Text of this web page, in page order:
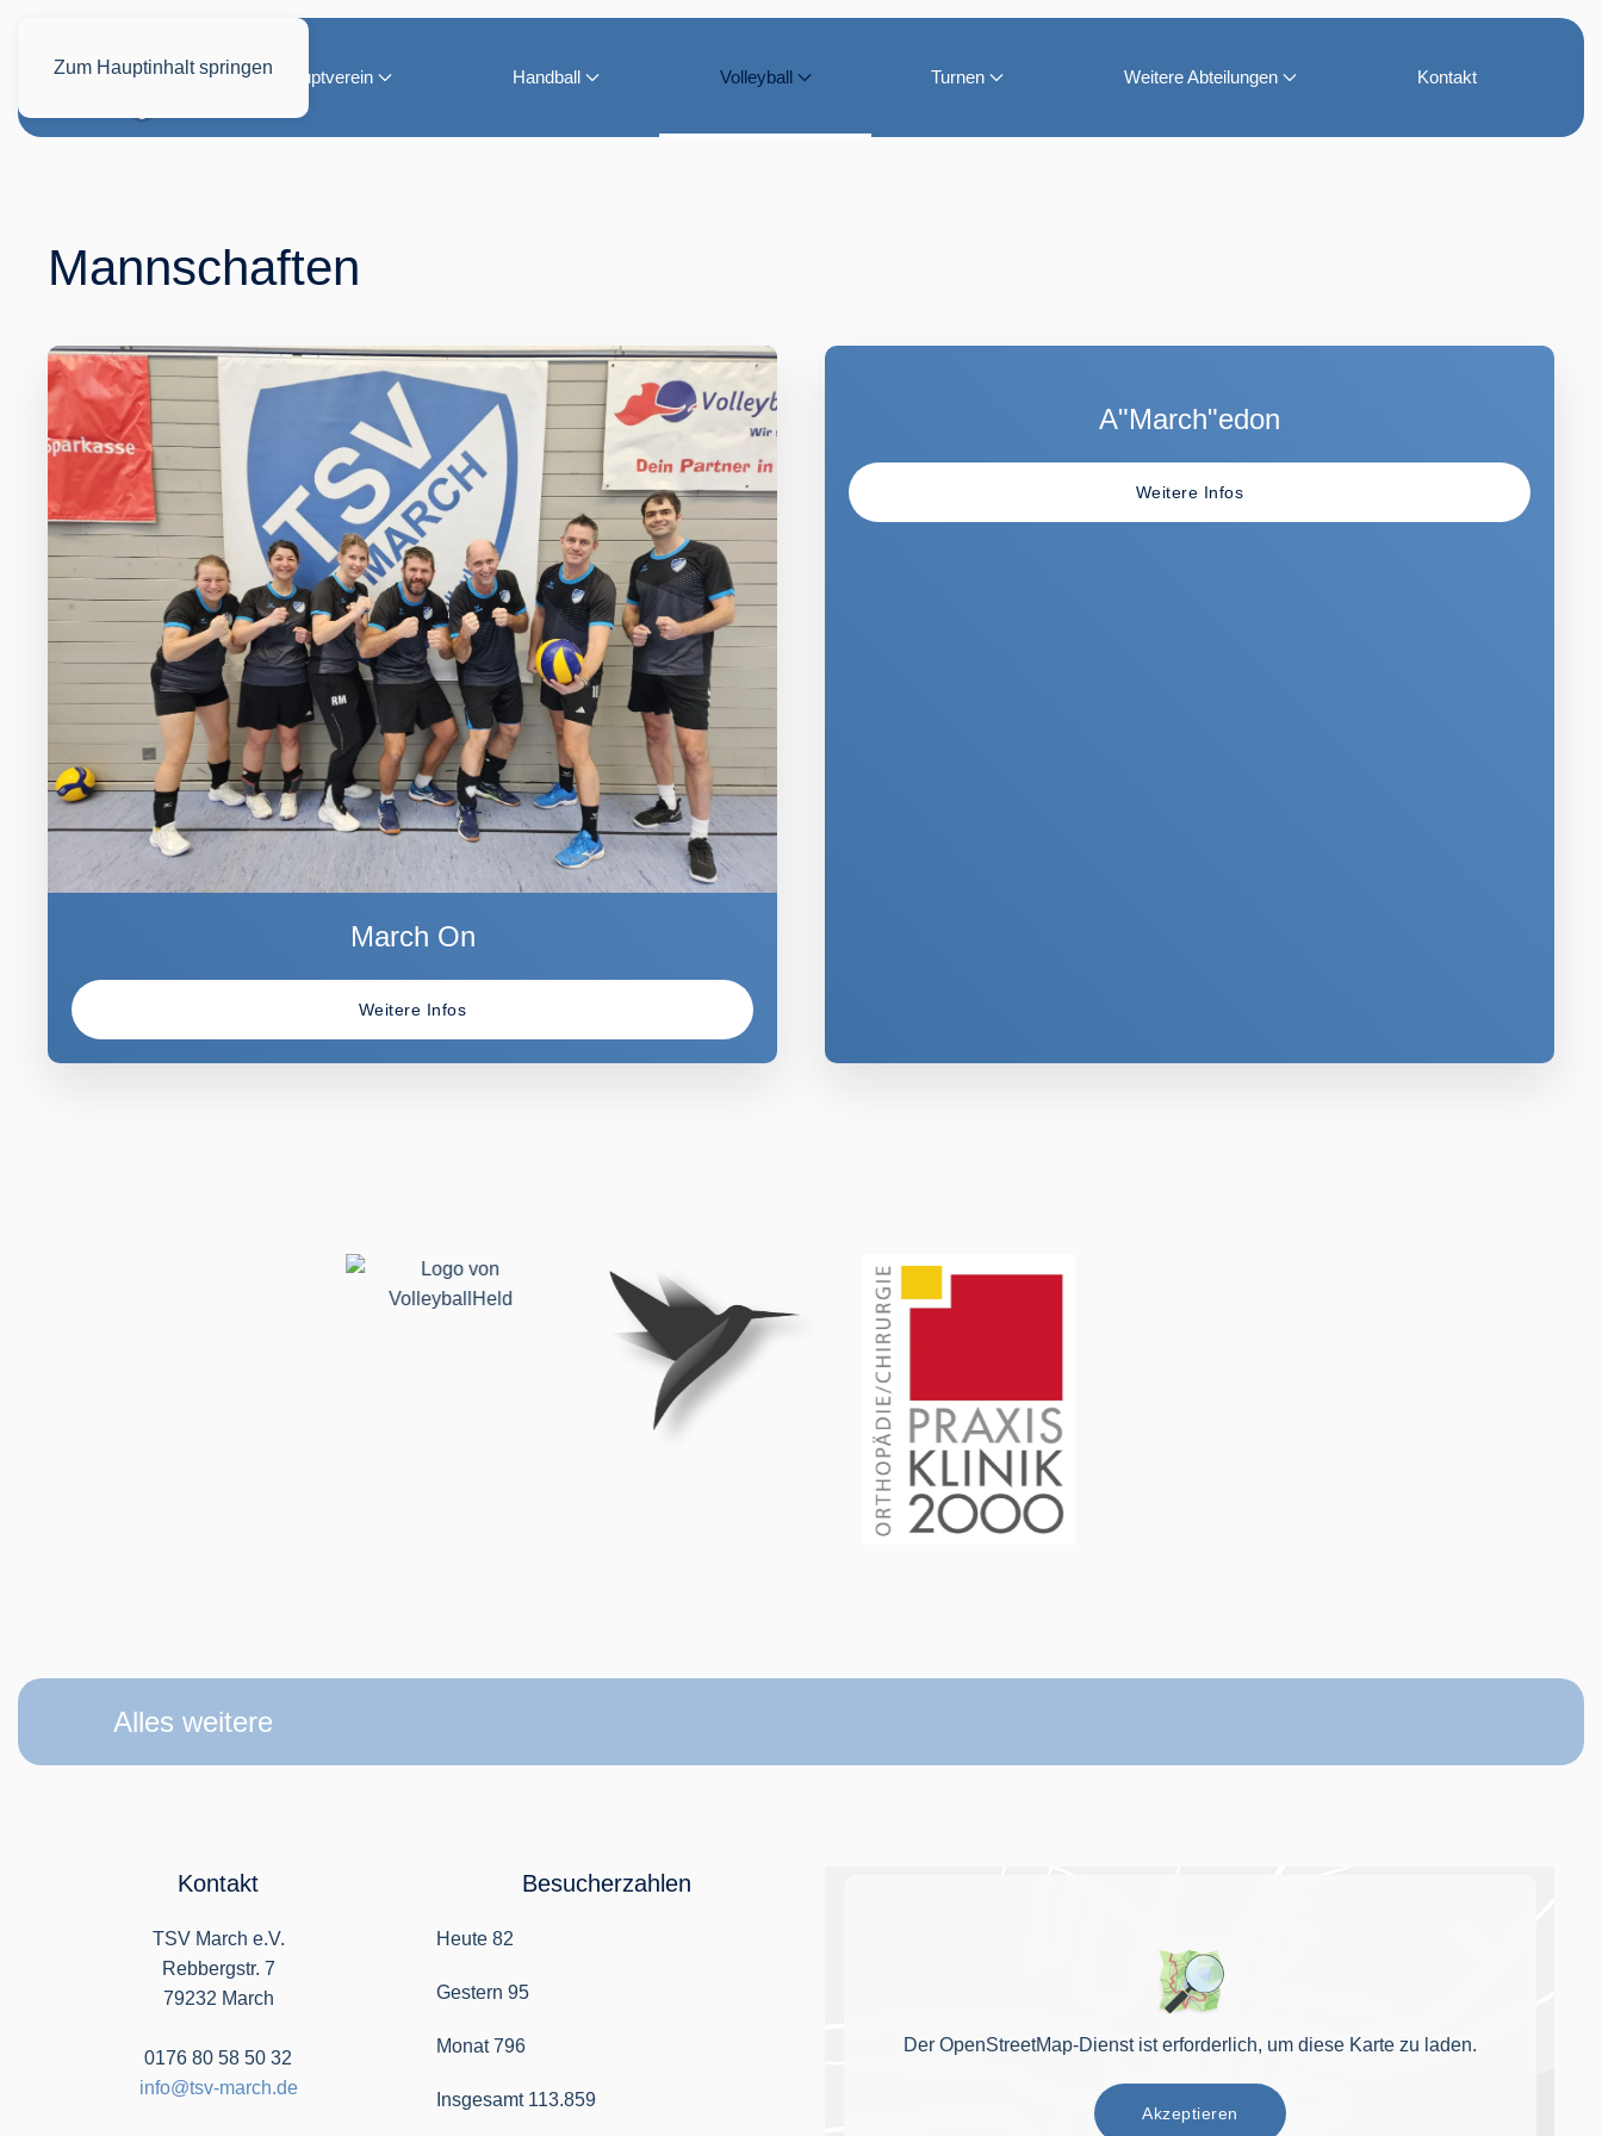
Zum Hauptinhalt springen Hauptverein Handball Volleyball Turnen Weitere Abteilungen Kontakt
Mannschaften
March On
Weitere Infos
A"March"edon
Weitere Infos
Alles weitere
Kontakt
TSV March e.V.
Rebbergstr. 7
79232 March
0176 80 58 50 32
info@tsv-march.de
Besucherzahlen
Heute 82
Gestern 95
Monat796
Insgesamt 113.859
Der OpenStreetMap-Dienst ist erforderlich, um diese Karte zu laden.
Akzeptieren